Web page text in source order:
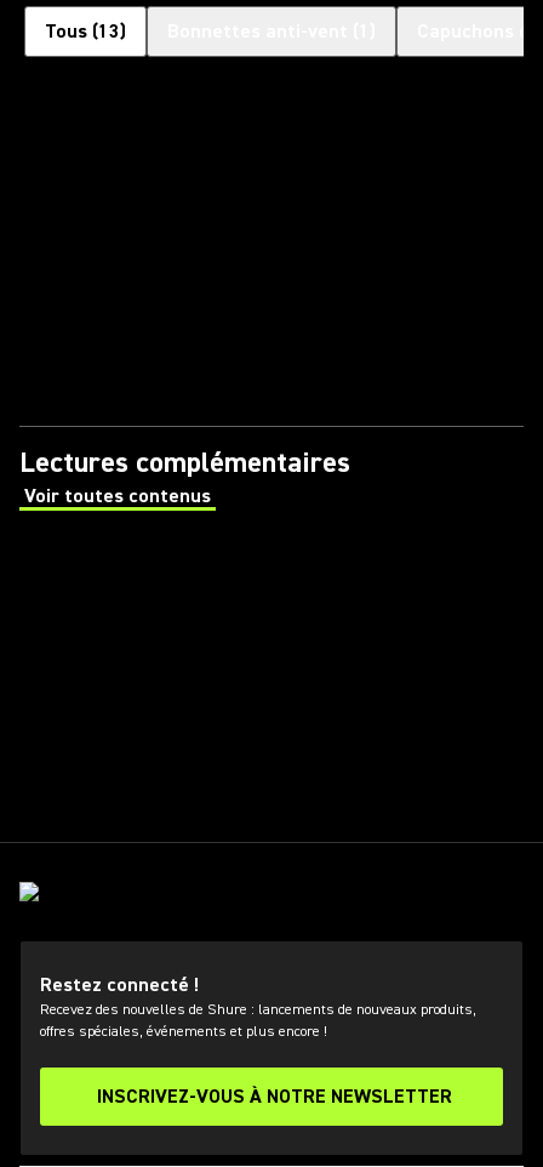
Tous (13)
Lectures complémentaires
Voir toutes contenus
(Opens in a new tab)
Restez connecté !
Recevez des nouvelles de Shure : lancements de nouveaux produits,
offres spéciales, événements et plus encore !
INSCRIVEZ-VOUS À NOTRE NEWSLETTER